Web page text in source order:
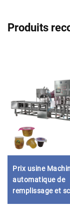
Produits
Prix usine
automatique de
remplissage et
gobelets